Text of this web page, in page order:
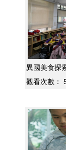
異國美食探
觀看次數：